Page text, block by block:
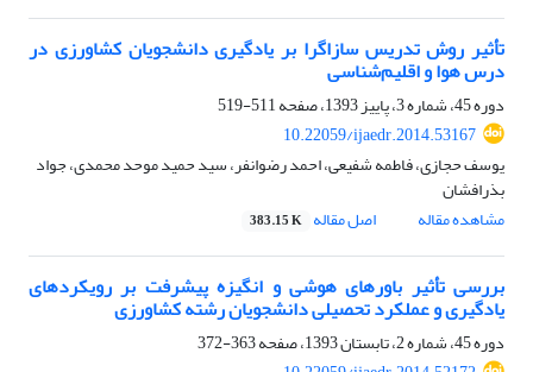
تأثیر روش‌‌ تدریس سازاگرا بر یادگیری دانشجویان کشاورزی در
درس هوا و اقلیم‌شناسی
دوره 45، شماره 3، پاییز 1393، صفحه
511-519
10.22059/ijaedr.2014.53167
یوسف حجازی، فاطمه شفیعی، احمد رضوانفر، سید حمید موحد محمدی، جواد
بذرافشان
مشاهده مقاله
اصل مقاله 383.15 K
بررسی تأثیر باورهای هوشی و انگیزه پیشرفت بر رویکردهای
یادگیری و عملکرد تحصیلی دانشجویان رشته کشاورزی
دوره 45، شماره 2، تابستان 1393، صفحه
363-372